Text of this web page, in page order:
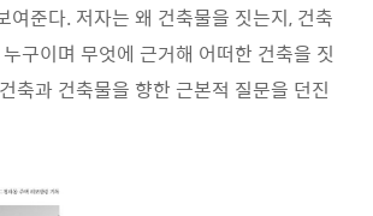
여준다. 저자는 왜 건축물을 짓는지, 건축
구이며 무엇에 근거해 어떠한 건축을 짓
축과 건축물을 향한 근본적 질문을 던진